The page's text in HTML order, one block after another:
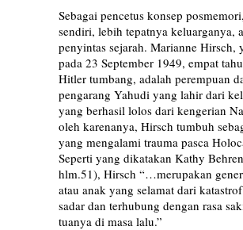
Sebagai pencetus konsep
sendiri, lebih tepatnya keluarganya,
penyintas sejarah. Marianne Hirsch,
pada 23 September 1949, empat
Hitler tumbang, adalah perempuan
pengarang Yahudi yang lahir dari
yang berhasil lolos dari kengerian
oleh karenanya, Hirsch tumbuh
yang mengalami trauma pasca
Seperti yang dikatakan Kathy
hlm.51), Hirsch “…merupakan
atau anak yang selamat dari
sadar dan terhubung dengan rasa
tuanya di masa lalu.”